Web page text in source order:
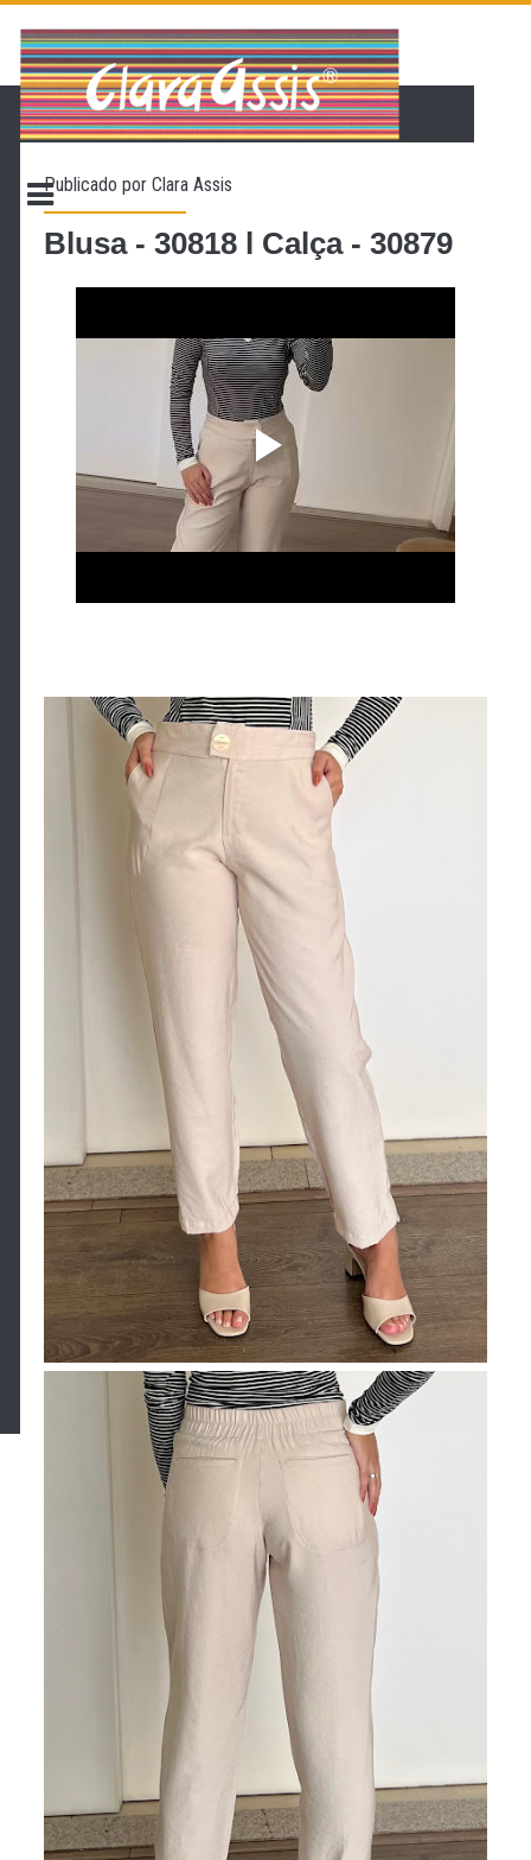
PÁGINA INICIAL
LOJA VIRTUAL
CONTATO
PROMOÇÃO
Publicado porClara Assis
Blusa - 30818 l Calça - 30879